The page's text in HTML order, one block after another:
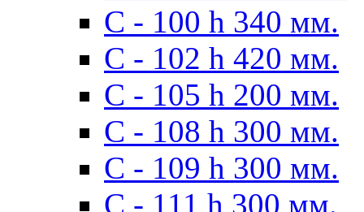
С - 100 h 340 мм.
C - 102 h 420 мм.
С - 105 h 200 мм.
С - 108 h 300 мм.
С - 109 h 300 мм.
С - 111 h 300 мм.